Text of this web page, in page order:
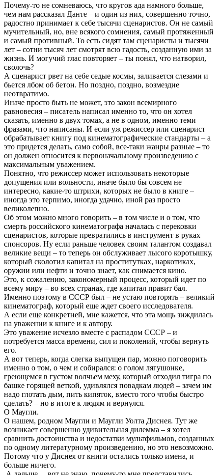
Почему-то не сомневаюсь, что кругов ада намного больше,
чем нам рассказал Данте – и один из них, совершенно точно,
радостно принимает к себе тысячи сценаристов. Он не самый
мучительный, но, вне всякого сомнения, самый протяженный
и самый противный. То есть сидят там сценаристы и тысячи
лет – сотни тысяч лет смотрят всю гадость, созданную ими за
жизнь. И могучий глас повторяет – ты понял, что натворил,
сволочь?
А сценарист рвет на себе седые космы, заливается слезами и
бьется лбом об бетон. Но поздно, поздно, возмездие
неотвратимо.
Иначе просто быть не может, это закон всемирного
равновесия – писатель написал именно то, что он хотел
сказать, именно в двух томах, а не в одном, именно теми
фразами, что написаны. И если уж режиссер или сценарист
обрабатывает книгу под кинематографические стандарты – а
это придется делать, само собой, все-таки жанры разные – то
он должен относится к первоначальному произведению с
максимальным уважением.
Понятно, что режиссер может использовать некоторые
допущения или вольности, иначе было бы совсем не
интересно, какие-то штрихи, которых не было в книге –
иногда это терпимо, иногда удачно, иной раз просто
великолепно.
Об этом можно много говорить – в том числе и о том, что
смерть российского кинематографа началась с перековки
сценаристов, которые превратились в инструмент в руках
спонсоров. Ну если раньше человек своим талантом создавал
великие вещи – то теперь он обслуживает лысого коротышку,
который сколотил капитал на проститутках, наркотиках,
оружии или нефти и точно знает, как снимается кино.
Это, к сожалению, закономерный процесс, который идет по
всему миру – во всех странах, где капитал правит бал.
Именно поэтому в СССР был – не устаю повторять – великий
кинематограф, который еще ждет своего исследователя.
А если еще конкретней, мне кажется, что эта мощь зиждилась
на уважении к книге и к автору.
Это уважение исчезло вместе с распадом СССР – и
потребуется масса времени, сил и поколений, чтобы вернуть
его.
А вот теперь, когда слегка выпущен пар, можно поговорить
именно о том, о чем и собирался: о голом лягушонке,
греющемся в густом волчьем меху, который отходил тигра по
башке горящей веткой, удивлялся повадкам людей – зачем им
надо глотать дым, пить кипяток, вместо того чтобы быстро
сделать? – но в итоге к людям и вернулся.
О Маугли.
О нашем, родном Маугли и Маугли Уолта Диснея. Тут же
возникает совершенно удивительная дилемма – я хотел
сравнить достоинства и недостатки мультфильмов, созданных
по одному литературному произведению, но это невозможно.
Потому что у Диснея от книги остались только имена, и
больше ничего.